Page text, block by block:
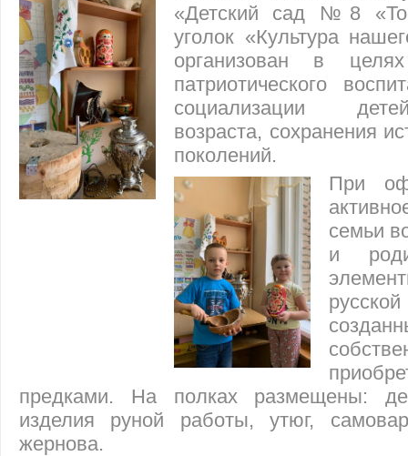
«Детский сад №8
уголок «Культура
организован в
патриотического
социализации
возраста, сохранения
поколений.
При
семьи
и
предками. На полках размещены:
изделия руной работы, утюг,
жернова.